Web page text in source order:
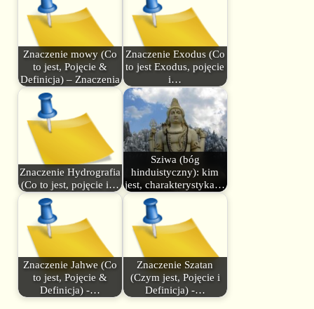
Znaczenie mowy (Co
to jest, Pojęcie &
Definicja) – Znaczenia
Znaczenie Exodus (Co
to jest Exodus, pojęcie
i…
Znaczenie Hydrografia
(Co to jest, pojęcie i…
Sziwa (bóg
hinduistyczny): kim
jest, charakterystyka…
Znaczenie Jahwe (Co
to jest, Pojęcie &
Definicja) -…
Znaczenie Szatan
(Czym jest, Pojęcie i
Definicja) -…